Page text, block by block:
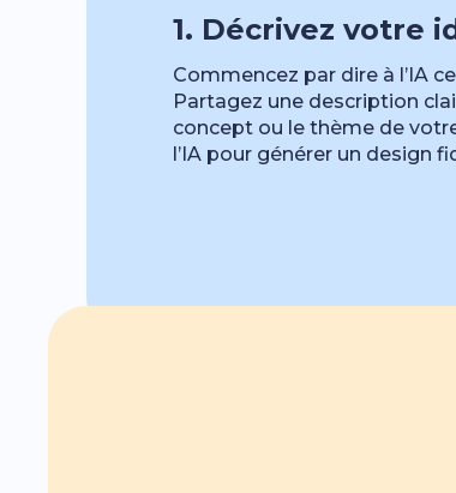
1. Décrivez votre
Commencez par dire à l’IA
Partagez une description
concept ou le thème de
l’IA pour générer un design